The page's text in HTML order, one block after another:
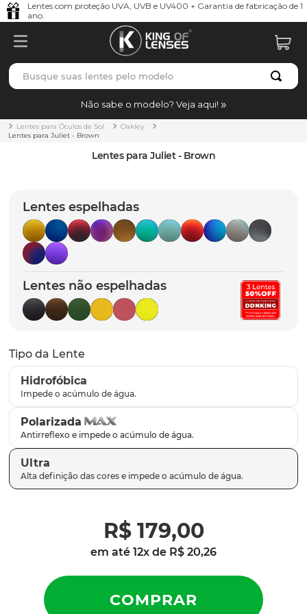
Lentes com proteção UVA, UVB e UV400 + Garantia de fabricação de 1
ano.
Busque suas lentes pelo modelo
Não sabe o modelo? Veja aqui!
Lentes para Óculos de Sol
Oakley
Lentes para Juliet - Brown
Lentes para Juliet - Brown
Lentes espelhadas
Lentes não espelhadas
Tipo da Lente
Hidrofóbica
Polarizada
Ultra
R$ 179,00
em até 12x de R$ 20,26
TERMOS MAIS BUSCADOS
1º borrachas
holbrook
5º chaves
6º t-shock
7º latch
8º gasket
9º parafusos